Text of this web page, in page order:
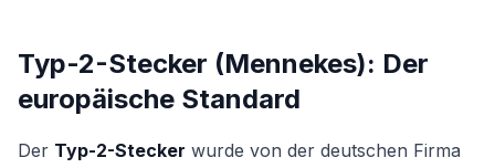
Typ-2-Stecker (Mennekes): Der
europäische Standard
Der Typ-2-Stecker wurde von der deutschen Firma